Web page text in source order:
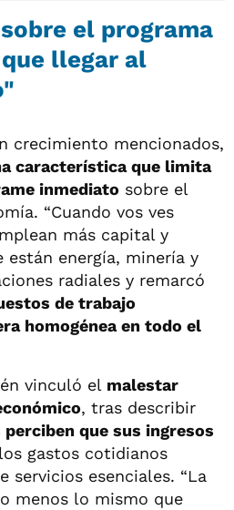
el programa
llegar al
crecimiento mencionados,
característica que limita
inmediato sobre el
“Cuando vos ves
más capital y
están energía, minería y
radiales y remarcó
de trabajo
homogénea en todo el
vinculó el malestar
, tras describir
que sus ingresos
gastos cotidianos
servicios esenciales. “La
menos lo mismo que